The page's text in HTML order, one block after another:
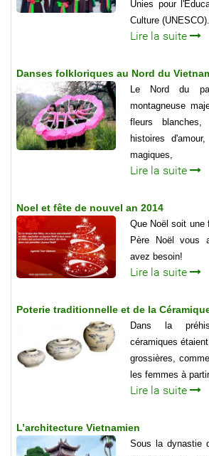
Unies pour
Culture (UNESCO).
Lire la suite
Danses folkloriques au Nord du
Le Nord du
montagneuse
fleurs
histoires
magiques,
Lire la suite
Noel et fête de nouvel an 2014
Que Noël soit une
Père Noël vous
avez besoin!
Lire la suite
Poterie traditionnelle et de la
Dans la
céramiques
grossières,
les femmes à
Lire la suite
L’architecture Vietnamien
Sous la dynastie